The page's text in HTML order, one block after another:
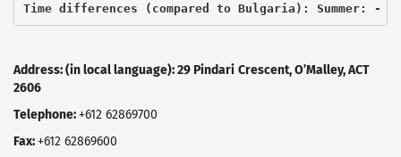
Time differences (compared to Bulgaria): Summer: -
Address: (in local language): 29 Pindari Crescent,O’Malley,ACT
2606
Telephone:+612 62869700
Fax:+612 62869600